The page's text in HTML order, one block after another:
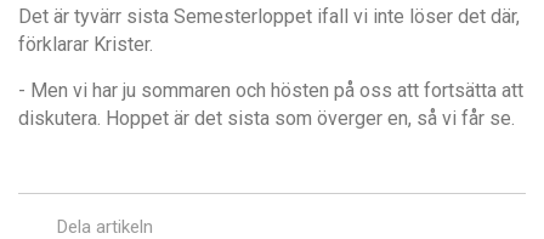
Det är tyvärr sista Semesterloppet ifall vi inte löser det där,
förklarar Krister.
- Men vi har ju sommaren och hösten på oss att fortsätta att
diskutera. Hoppet är det sista som överger en, så vi får se.
Dela artikeln